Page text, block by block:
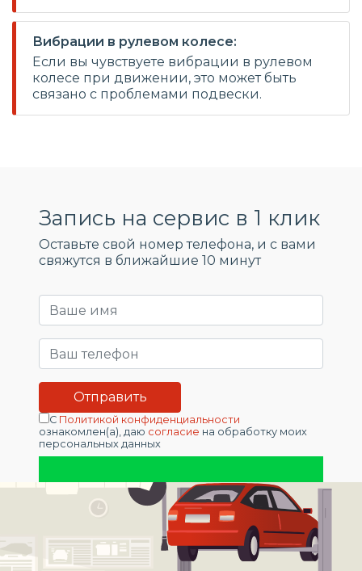
Вибрации в рулевом колесе:
Если вы чувствуете вибрации в рулевом
колесе при движении, это может быть
связано с проблемами подвески.
Запись на сервис в 1 клик
Оставьте свой номер телефона, и c вами
свяжутся в ближайшие 10 минут
С Политикой конфиденциальности
ознакомлен(а), даю согласие на обработку моих
персональных данных